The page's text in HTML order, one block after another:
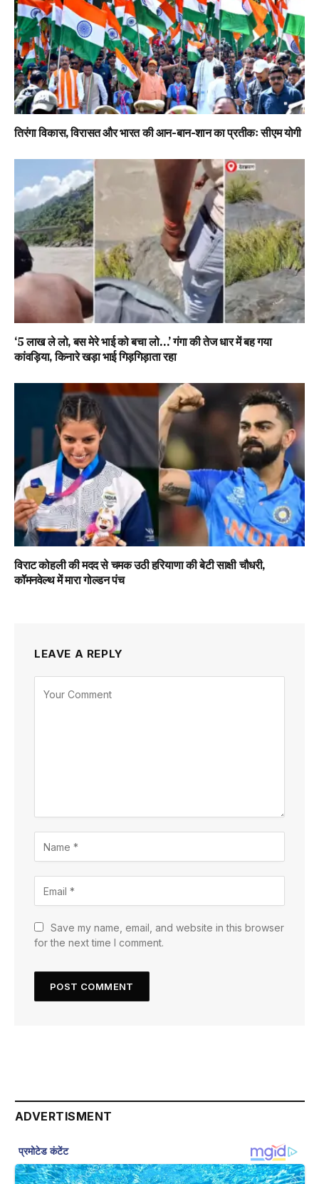
तिरंगा विकास, विरासत और भारत की आन-बान-शान का प्रतीकः सीएम योगी
‘5 लाख ले लो, बस मेरे भाई को बचा लो…’ गंगा की तेज धार में बह गया
कांवड़िया, किनारे खड़ा भाई गिड़गिड़ाता रहा
विराट कोहली की मदद से चमक उठी हरियाणा की बेटी साक्षी चौधरी,
कॉमनवेल्थ में मारा गोल्डन पंच
LEAVE A REPLY
Save my name, email, and website in this browser
for the next time I comment.
ADVERTISMENT